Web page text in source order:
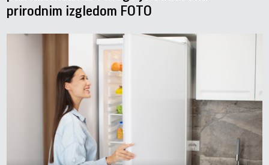
prirodnim izgledom FOTO